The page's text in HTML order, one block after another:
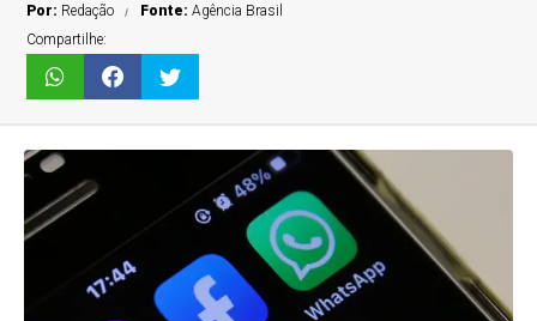
Por: Redação Fonte:Agência Brasil
Compartilhe: